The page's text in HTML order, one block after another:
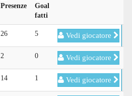
Presenze
Goal
fatti
26 5 Vedi giocatore
2 0 Vedi giocatore
14 1 Vedi giocatore